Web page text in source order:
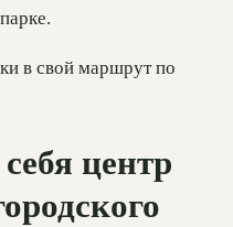
в свой маршрут по
центр